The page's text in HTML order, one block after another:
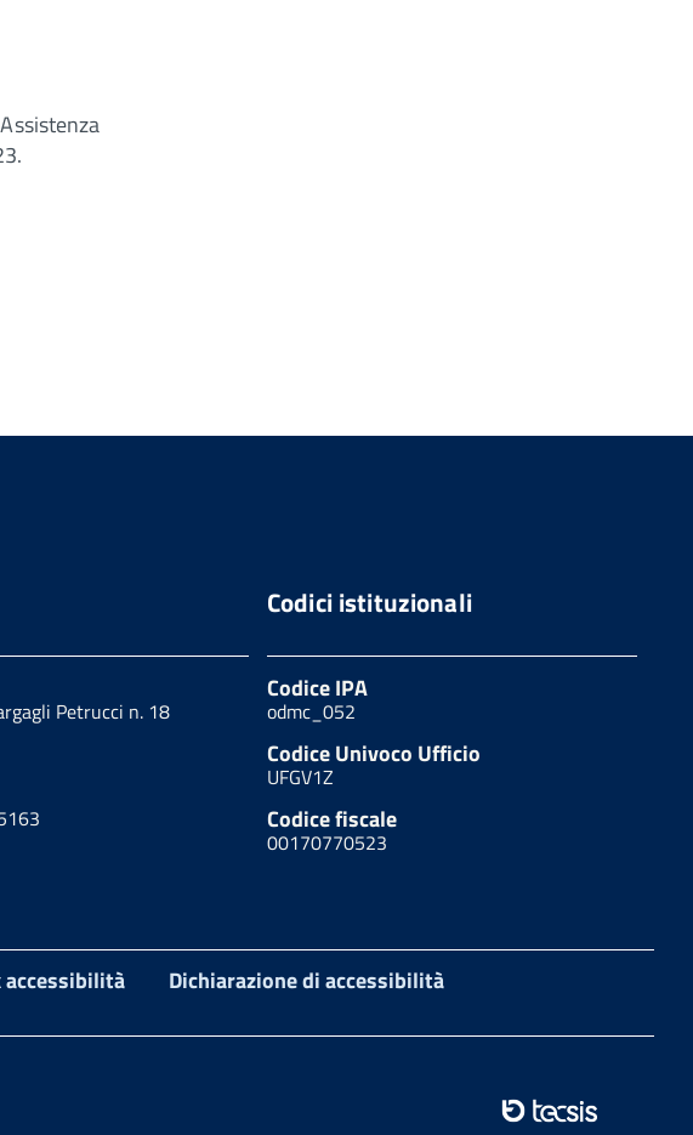
Petrucci n. 18
Codici istituzionali
Codice IPA
odmc_052
Codice Univoco Ufficio
UFGV1Z
Codice fiscale
00170770523
accessibilità Dichiarazione di accessibilità